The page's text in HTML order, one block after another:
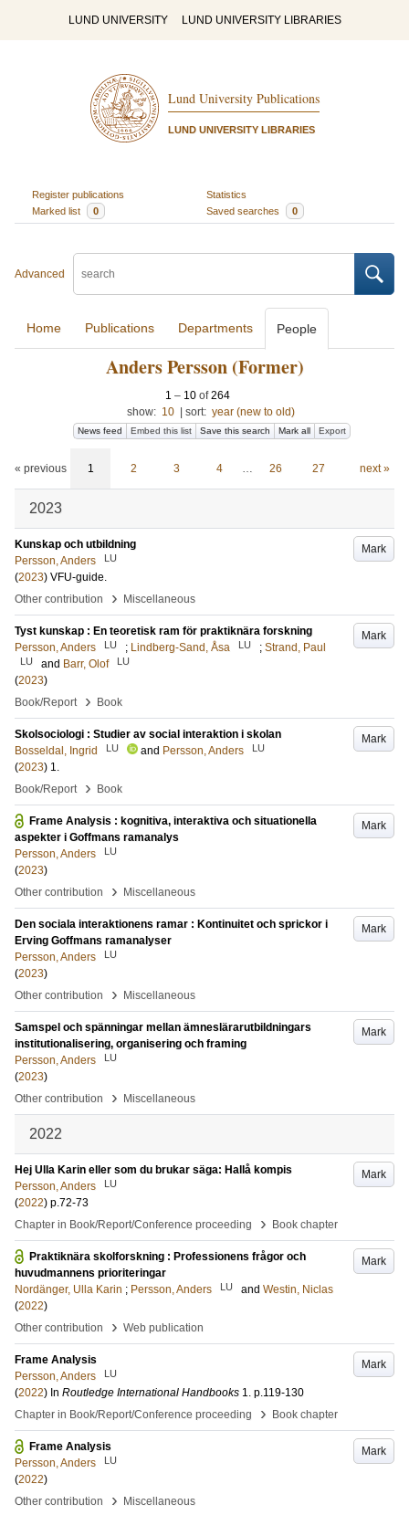
LUND UNIVERSITY LUND UNIVERSITY LIBRARIES
Lund University Publications
LUND UNIVERSITY LIBRARIES
Register publications
Statistics
Marked list
0 Saved searches 0
Advanced
Home Publications Departments People
Anders Persson (Former)
1 – 10of264
show: 10 sort: year (new to old)
News feed Embed this list Save this search Mark all Export
« previous 1 2 3 4 … 26 27 next »
2023
Mark
Kunskap och utbildning
Persson, Anders
LU
(2023) VFU-guide.
Other contribution
› Miscellaneous
Mark
Tyst kunskap : En teoretisk ram för praktiknära forskning
Persson, Anders
LU ; Lindberg-Sand, Åsa LU ; Strand, Paul
LU and Barr, Olof LU
(2023)
Book/Report
› Book
Mark
Skolsociologi : Studier av social interaktion i skolan
Bosseldal, Ingrid
LU and Persson, Anders LU
(2023) 1.
Book/Report
› Book
Mark
Frame Analysis : kognitiva, interaktiva och situationella
aspekter i Goffmans ramanalys
Persson, Anders
LU
(2023)
Other contribution
› Miscellaneous
Mark
Den sociala interaktionens ramar : Kontinuitet och sprickor i
Erving Goffmans ramanalyser
Persson, Anders
LU
(2023)
Other contribution
› Miscellaneous
Mark
Samspel och spänningar mellan ämneslärarutbildningars
institutionalisering, organisering och framing
Persson, Anders
LU
(2023)
Other contribution
› Miscellaneous
2022
Mark
Hej Ulla Karin eller som du brukar säga: Hallå kompis
Persson, Anders
LU
(2022) p.72-73
Chapter in Book/Report/Conference proceeding
› Book chapter
Mark
Praktiknära skolforskning : Professionens frågor och
huvudmannens prioriteringar
Nordänger, Ulla Karin ; Persson, Anders LU and Westin, Niclas
(2022)
Other contribution
› Web publication
Mark
Frame Analysis
Persson, Anders
LU
(2022) In Routledge International Handbooks 1. p.119-130
Chapter in Book/Report/Conference proceeding
› Book chapter
Mark
Frame Analysis
Persson, Anders
LU
(2022)
Other contribution
› Miscellaneous